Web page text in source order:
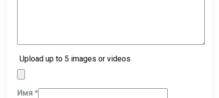
Upload up to 5 images or videos
Имя *